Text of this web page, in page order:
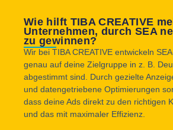
Wie hilft TIBA CREATIVE
Unternehmen, durch SEA
zu gewinnen?
Wir bei TIBA CREATIVE entwickeln
genau auf deine Zielgruppe in z. B.
abgestimmt sind. Durch gezielte
und datengetriebene Optimierungen
dass deine Ads direkt zu den richtigen
und das mit maximaler Effizienz.